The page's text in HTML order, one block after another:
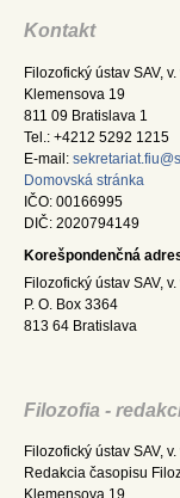
Kontakt
Filozofický ústav SAV, v.
Klemensova 19
811 09 Bratislava 1
Tel.: +4212 5292 1215
E-mail:
Domovská stránka
IČO: 00166995
DIČ: 2020794149
Korešpondenčná
Filozofický ústav SAV, v.
P. O. Box 3364
813 64 Bratislava
Filozofia -
Filozofický ústav SAV, v.
Redakcia časopisu